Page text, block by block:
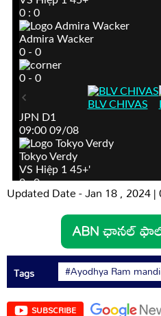
Updated Date - Jan 18 , 2024
Tags #Ayodhya Ram
SUBSCRIBE